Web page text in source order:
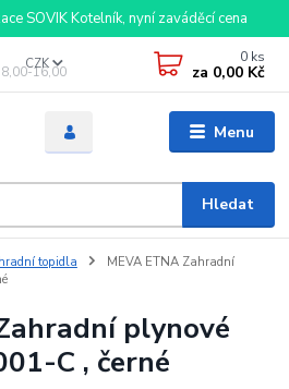
SOVIK Kotelník, nyní zaváděcí cena
Menu
CZK
Hledat
8,00-16,00
0 ks
za 0,00 Kč
topidla
MEVA ETNA Zahradní
plynové
C , černé